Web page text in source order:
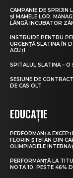
CAMPANIE DE SPRIJIN
ȘI MAMELE LOR.
LÂNGĂ INCUBATOR
INSTRUIRE PENTRU
URGENȚĂ SLATINA ÎN
ACUȚI
SPITALUL SLATINA – O
SESIUNE DE
DE CAS OLT
EDUCAȚIE
PERFORMANȚĂ
FLORIN ȘTEFAN DIN
OLIMPIADELE
PERFORMANȚĂ LA
NOTA 10. PESTE 46%